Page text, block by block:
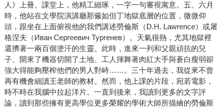
人》上冊。課堂上，他精工細琢，一字一句審視寓意。五、六月
時，他站在文學院演講廳那儼如但丁地獄底層的位置，微微仰
頭，跟坐在上面俯視他的我們講述勞倫斯（D.H. Lawrence）或屠
格涅夫（Иван Сергеевич Тургенев）。天氣很熱，尤其地獄裡
還擠著一兩百個塗汗的生靈。此時，進來一列和父親頑抗的兒
子、開來了機器切開了土地、工人揮舞著肉紅大手與蒼白瘦弱卻
強大得能夠壓榨他們的男人對峙……。三十年過去，我從來不曾
再有機會細讀王老師的教材。然而，他上課的片段，宛若電影，
時不時在我腦中拉起洋片。一直到後來，我讀到更多的文字評
論，讀到那些擁有更高學位更多榮耀的學術大師所描繪的勞倫斯